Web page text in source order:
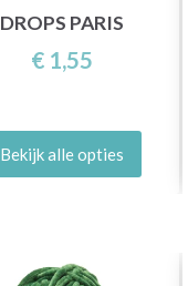
DROPS PARIS
€ 1,55
Bekijk alle opties